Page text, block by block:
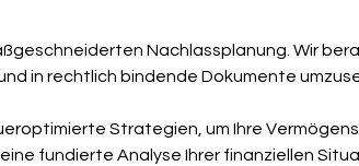
Nachlassplanung. Wir
in rechtlich bindende Dokumente
Strategien, um Ihre
fundierte Analyse Ihrer finanziellen